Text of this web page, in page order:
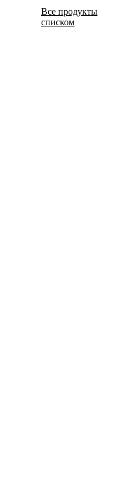
Все продукты
списком